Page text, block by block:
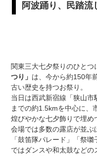
阿波踊り、民踏流
関東三大七夕祭りのひとつ
つり」 は、今から約150年
古い歴史を持つお祭り。
当日は西武新宿線「狭山
までの約1.5kmを中心に、
煌びやかな七夕飾りで埋め
会場では多数の露店が並ぶ
「鼓笛隊パレード」「祭
ではダンスや和太鼓などの